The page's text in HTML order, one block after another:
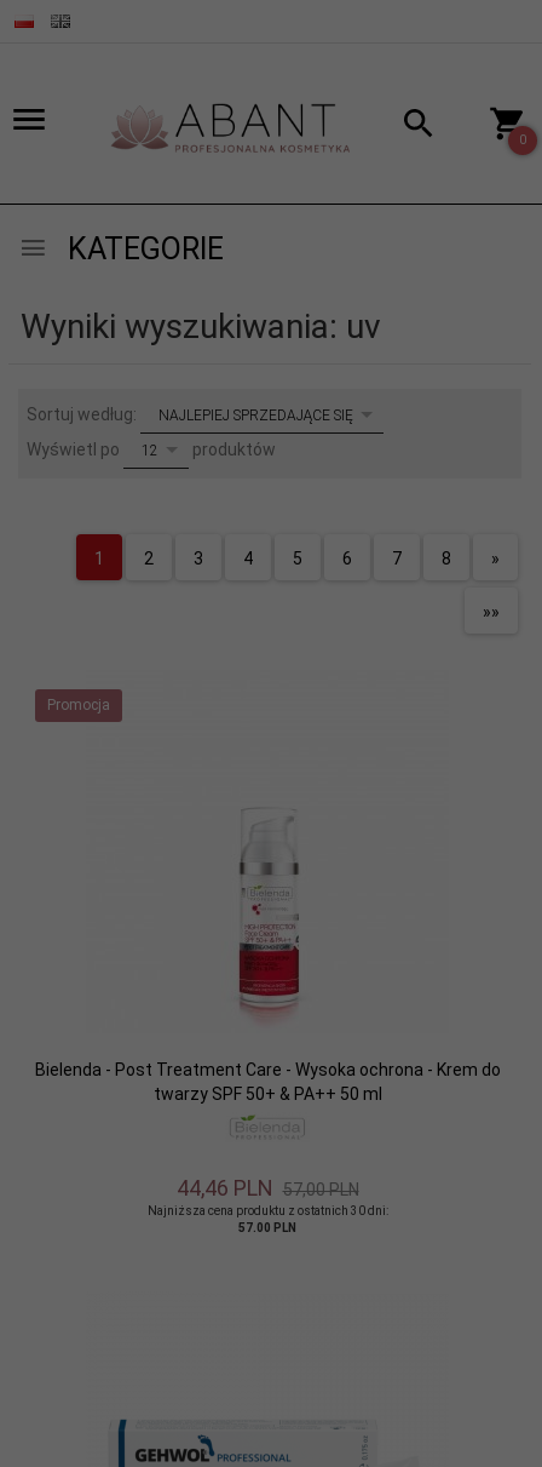
0
KATEGORIE
Wyniki wyszukiwania: uv
Sortuj według: sortNAJLEPIEJ SPRZEDAJĄCE SIĘ
Wyświetl po pop12 produktów
1 2 3 4 5 6 7 8 »
»»
Promocja
Bielenda - Post Treatment Care - Wysoka ochrona - Krem do
twarzy SPF 50+ & PA++ 50 ml
44,46 PLN 57,00 PLN
Najniższa cena produktu z ostatnich 30 dni:
57.00 PLN